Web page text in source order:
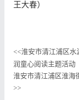
王大春）
<<淮安市清江浦区水
润童心阅读主题活动
淮安市清江浦区淮海
>>